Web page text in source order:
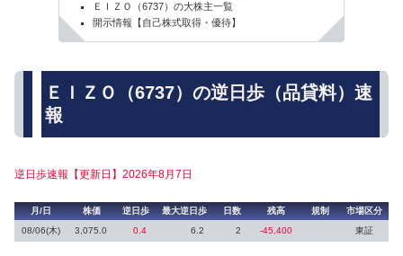
ＥＩＺＯ（6737）の大株主一覧
開示情報【自己株式取得・優待】
ＥＩＺＯ（6737）の逆日歩（品貸料）速
報
逆日歩速報【更新日】2026年8月7日
月/日 株価 逆日歩 最大逆日歩 日数 残高 規制
市場区分
08/06(木)
3,075.0 0.4 6.2 2 -45,400 東証